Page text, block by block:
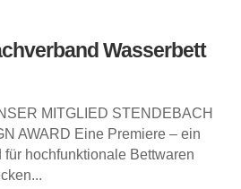
Wasserbett
MITGLIED STENDEBACH
AWARD Eine Premiere – ein
hochfunktionale Bettwaren